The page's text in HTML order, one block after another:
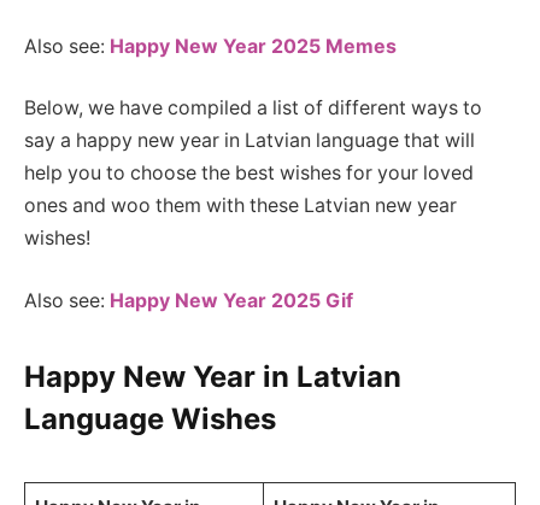
Also see: Happy New Year 2025 Memes
Below, we have compiled a list of different ways to
say a happy new year in Latvian language that will
help you to choose the best wishes for your loved
ones and woo them with these Latvian new year
wishes!
Also see: Happy New Year 2025 Gif
Happy New Year in Latvian
Language Wishes